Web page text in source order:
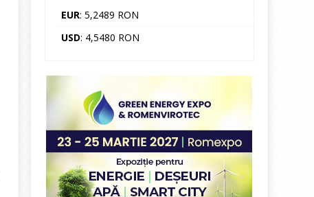
EUR: 5,2489 RON
USD: 4,5480 RON